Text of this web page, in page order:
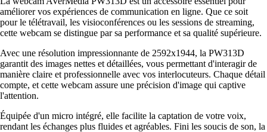
améliorer vos expériences de communication en ligne. Que ce soit
pour le télétravail, les visioconférences ou les sessions de streaming,
cette webcam se distingue par sa performance et sa qualité supérieure.
Avec une résolution impressionnante de 2592x1944, la PW313D
garantit des images nettes et détaillées, vous permettant d'interagir de
manière claire et professionnelle avec vos interlocuteurs. Chaque détail
compte, et cette webcam assure une précision d'image qui captive
l'attention.
Équipée d'un micro intégré, elle facilite la captation de votre voix,
rendant les échanges plus fluides et agréables. Fini les soucis de son, la